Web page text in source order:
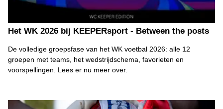
Het WK 2026 bij KEEPERsport - Between the posts
De volledige groepsfase van het WK voetbal 2026: alle 12
groepen met teams, het wedstrijdschema, favorieten en
voorspellingen. Lees er nu meer over.